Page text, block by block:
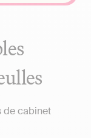
de cabinet